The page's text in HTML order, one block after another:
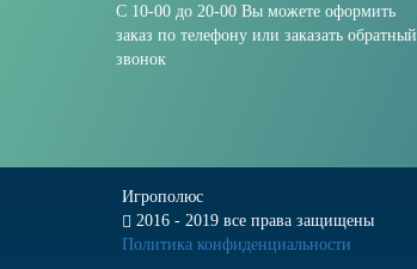
С 10-00 до 20-00 Вы можете оформить
заказ по телефону или заказать обратный
звонок
Игрополюс
2016 - 2019 все права защищены
Политика конфиденциальности